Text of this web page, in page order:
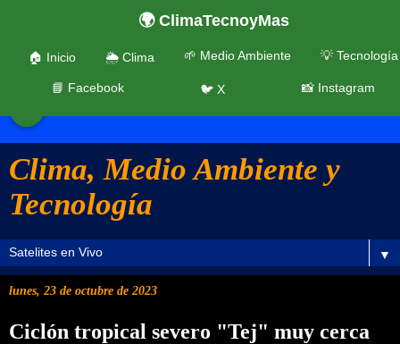
Clima, Medio Ambiente y
Tecnología
🌍 ClimaTecnoyMas
🏠 Inicio 🌦️ Clima 🌱 Medio Ambiente 💡 Tecnología
📘 Facebook 🐦 X 📸 Instagram
▼
lunes, 23 de octubre de 2023
Ciclón tropical severo "Tej" muy cerca